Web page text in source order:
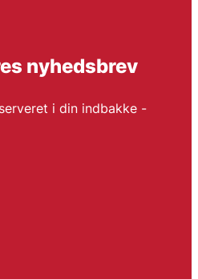
nyhedsbrev
i din indbakke -